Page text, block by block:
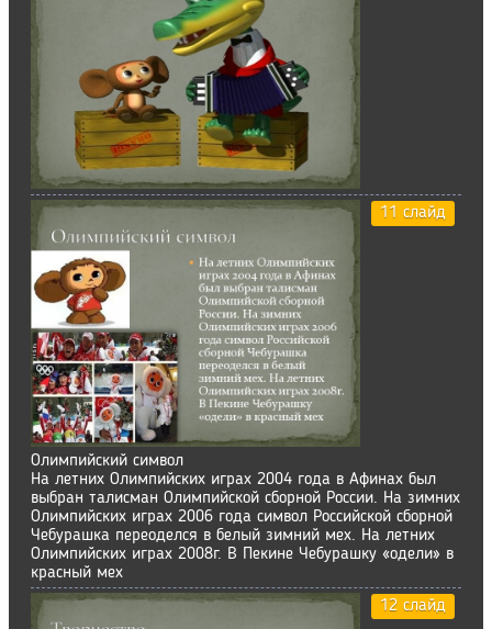
11 слайд
Олимпийский символ
На летних Олимпийских играх 2004 года в Афинах был
выбран талисман Олимпийской сборной России. На зимних
Олимпийских играх 2006 года символ Российской сборной
Чебурашка переоделся в белый зимний мех. На летних
Олимпийских играх 2008г. В Пекине Чебурашку «одели» в
красный мех
12 слайд